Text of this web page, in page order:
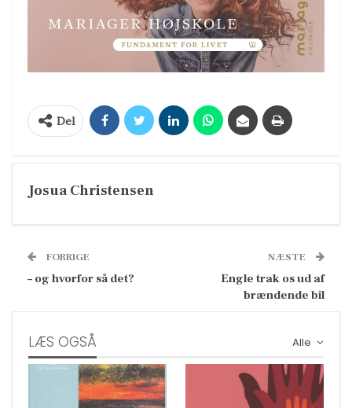
Del
Josua Christensen
FORRIGE
– og hvorfor så det?
NÆSTE
Engle trak os ud af
brændende bil
Alle
LÆS OGSÅ